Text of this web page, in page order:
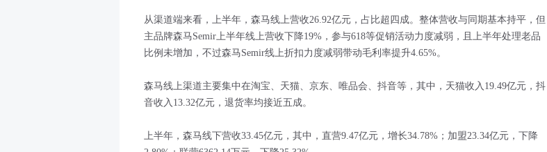
从渠道端来看，上半年，森马线上营收26.92亿元，占比超四成。整体营收与同期基本持平，但
主品牌森马Semir上半年线上营收下降19%，参与618等促销活动力度减弱，且上半年处理老品
比例未增加，不过森马Semir线上折扣力度减弱带动毛利率提升4.65%。
森马线上渠道主要集中在淘宝、天猫、京东、唯品会、抖音等，其中，天猫收入19.49亿元，抖
音收入13.32亿元，退货率均接近五成。
上半年，森马线下营收33.45亿元，其中，直营9.47亿元，增长34.78%；加盟23.34亿元，下降